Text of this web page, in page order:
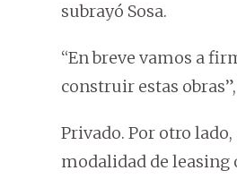
subrayó Sosa.
“En breve vamos a
construir estas
Privado. Por otro
modalidad de